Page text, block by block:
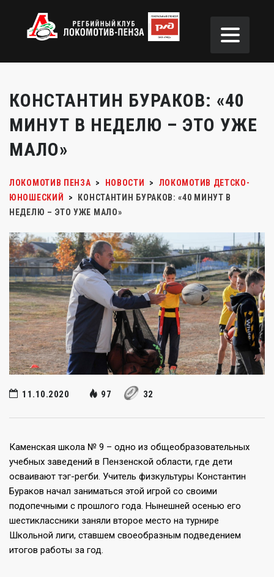
КОНСТАНТИН БУРАКОВ: «40
МИНУТ В НЕДЕЛЮ – ЭТО УЖЕ
МАЛО»
ЛОКОМОТИВ ПЕНЗА > НОВОСТИ >
ЛОКОМОТИВ ДЕТСКО-
ЮНОШЕСКИЙ
>
КОНСТАНТИН БУРАКОВ: «40 МИНУТ В
НЕДЕЛЮ – ЭТО УЖЕ МАЛО»
11.10.2020 97 32
Каменская школа № 9 – одно из общеобразовательных
учебных заведений в Пензенской области, где дети
осваивают тэг-регби. Учитель физкультуры Константин
Бураков начал заниматься этой игрой со своими
подопечными с прошлого года. Нынешней осенью его
шестиклассники заняли второе место на турнире
Школьной лиги, ставшем своеобразным подведением
итогов работы за год.